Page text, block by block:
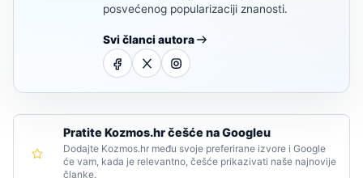
posvećenog popularizaciji znanosti.
Svi članci autora
Pratite Kozmos.hr češće na Googleu
Dodajte Kozmos.hr među svoje preferirane izvore i Google
će vam, kada je relevantno, češće prikazivati naše najnovije
članke.